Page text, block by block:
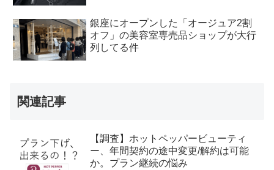
銀座にオープンした「オージュア2割
オフ」の美容室専売品ショップが大行
列してる件
関連記事
【調査】ホットペッパービューティ
ー、年間契約の途中変更/解約は可能
か。プラン継続の悩み